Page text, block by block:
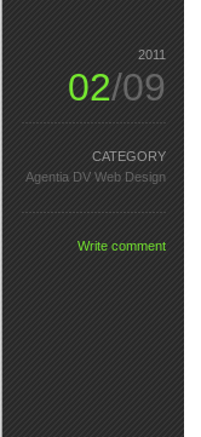
2011
02/09
CATEGORY
Agentia DV Web Design
Write comment